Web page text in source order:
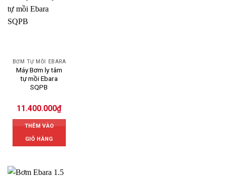
BƠM TỰ MỒI EBARA
Máy Bơm ly tâm
tự mồi Ebara
SQPB
11.400.000₫
THÊM VÀO
GIỎ HÀNG